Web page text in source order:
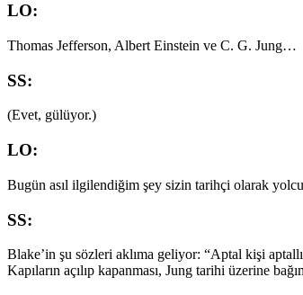
LO:
Thomas Jefferson, Albert Einstein ve C. G. Jung…
SS:
(Evet, gülüyor.)
LO:
Bugün asıl ilgilendiğim şey sizin tarihçi olarak
SS:
Blake’in şu sözleri aklıma geliyor: “Aptal kişi
Kapıların açılıp kapanması, Jung tarihi üzerine